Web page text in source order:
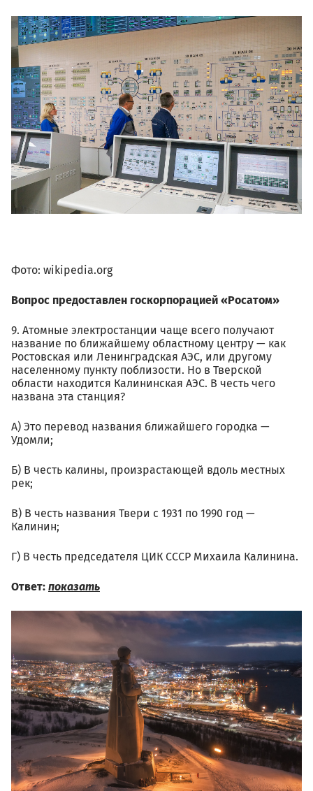
01.09_2560px-
Фото: wikipedia.org
Вопрос предоставлен госкорпорацией «Росатом»
9. Атомные электростанции чаще всего получают
название по ближайшему областному центру — как
Ростовская или Ленинградская АЭС, или другому
населенному пункту поблизости. Но в Тверской
области находится Калининская АЭС. В честь чего
названа эта станция?
А) Это перевод названия ближайшего городка —
Удомли;
Б) В честь калины, произрастающей вдоль местных
рек;
В) В честь названия Твери с 1931 по 1990 год —
Калинин;
Г) В честь председателя ЦИК СССР Михаила Калинина.
Ответ: показать
504143.jpg